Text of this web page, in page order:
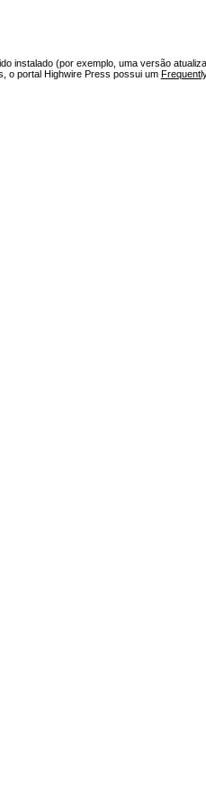
instalado (por exemplo, uma versão
o portal Highwire Press possui um